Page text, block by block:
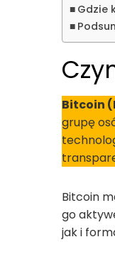
Gdzie
Bitcoin
grupę
Bitcoin
go
jak i